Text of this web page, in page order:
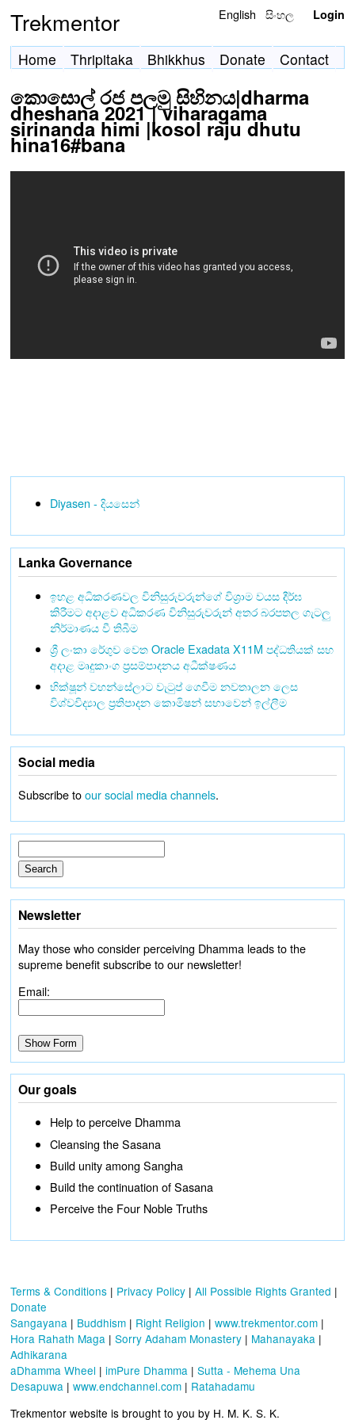
Trekmentor English සිංහල Login
Home Thripitaka Bhikkhus Donate Contact
කොසොල් රජ පලමු සිහිනය|dharma
dheshana 2021 | viharagama
sirinanda himi |kosol raju dhutu
hina16#bana
Diyasen - දියසෙන්
Lanka Governance
ඉහළ අධිකරණවල විනිසුරුවරුන්ගේ විශ්‍රාම වයස දීර්ඝ
කිරීමට අදාළව අධිකරණ විනිසුරුවරුන් අතර බරපතල ගැටලු
නිර්මාණය වී තිබීම
ශ්‍රී ලංකා රේගුව වෙත Oracle Exadata X11M පද්ධතියක් සහ
අදාළ මෘදුකාංග ප්‍රසම්පාදනය අධීක්ෂණය
භික්ෂූන් වහන්සේලාට වැටුප් ගෙවීම නවතාලන ලෙස
විශ්වවිද්‍යාල ප්‍රතිපාදන කොමිෂන් සභාවෙන් ඉල්ලීම
Social media
Subscribe toour social media channels.
Newsletter
May those who consider perceiving Dhamma leads to the
supreme benefit subscribe to our newsletter!
Email:
Our goals
Help to perceive Dhamma
Cleansing the Sasana
Build unity among Sangha
Build the continuation of Sasana
Perceive the Four Noble Truths
Terms & Conditions | Privacy Policy | All Possible Rights Granted |
Donate
Sangayana | Buddhism | Right Religion | www.trekmentor.com |
Hora Rahath Maga | Sorry Adaham Monastery | Mahanayaka |
Adhikarana
aDhamma Wheel | imPure Dhamma | Sutta - Mehema Una
Desapuwa | www.endchannel.com | Ratahadamu
Trekmentor website is brought to you by H. M. K. S. K.